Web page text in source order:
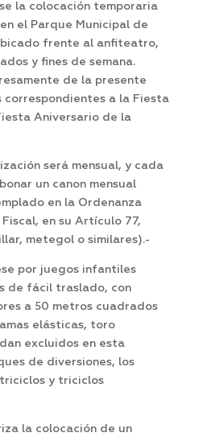
la colocación temporaria
el Parque Municipal de
frente al anfiteatro,
y fines de semana.
de la presente
correspondientes a la Fiesta
Aniversario de la
será mensual, y cada
un canon mensual
en la Ordenanza
en su Artículo 77,
metegol o similares).-
por juegos infantiles
de fácil traslado, con
a 50 metros cuadrados
elásticas, toro
excluidos en esta
de diversiones, los
y triciclos
la colocación de un